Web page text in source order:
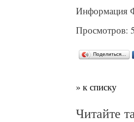
Информация
Просмотров:
Поделиться…
» к списку
Читайте